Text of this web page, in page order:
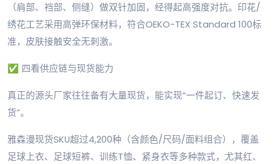
（肩部、裆部、侧缝）做双针加固，经得起高强度对抗。印花/
绣花工艺采用高弹环保材料，符合OEKO-TEX Standard 100标
准，皮肤接触安全无刺激。
✅ 四看供应链与现货能力
真正的源头厂家往往备有大量现货，能实现“一件起订、快速发
货”。
雅森漫现货SKU超过4,200种（含颜色/尺码/面料组合），覆盖
足球上衣、足球短裤、训练T恤、紧身衣等多种款式，尤其红、